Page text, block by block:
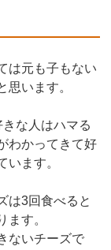
は元も子もない
思います。
な人はハマる
わかってきて好
います。
は3回食べると
ます。
ないチーズで